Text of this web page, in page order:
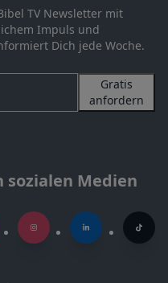
TV Newsletter mit
Impuls und
Dich jede Woche.
Gratis
anfordern
sozialen Medien